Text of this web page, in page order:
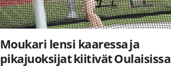
Moukari lensi kaaressa ja
pikajuoksijat kiitivät Oulaisissa